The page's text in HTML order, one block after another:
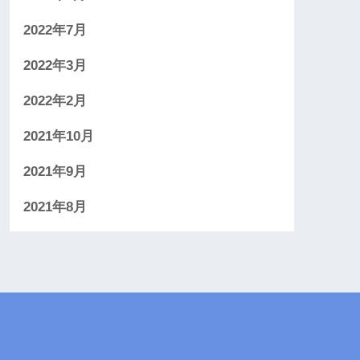
2022年7月
2022年3月
2022年2月
2021年10月
2021年9月
2021年8月